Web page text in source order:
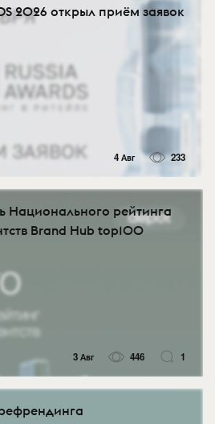
2026 открыл приём заявок
4 Авг 233
Национального рейтинга
Brand Hub top100
3 Авг 446 1